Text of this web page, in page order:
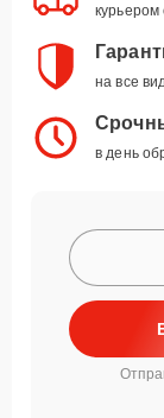
курьером
на все
в день